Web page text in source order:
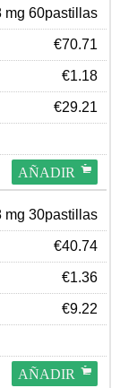
mg 60pastillas
€70.71
€1.18
€29.21
AÑADIR
mg 30pastillas
€40.74
€1.36
€9.22
AÑADIR